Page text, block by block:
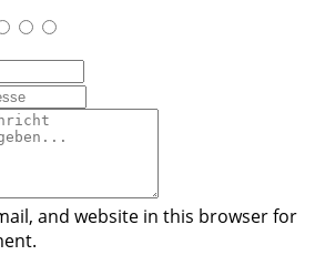
and website in this browser for